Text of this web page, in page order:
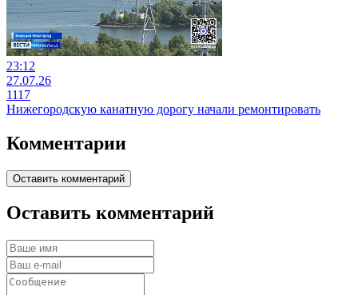
23:12
27.07.26
1117
Нижегородскую канатную дорогу начали ремонтировать
Комментарии
Оставить комментарий
Оставить комментарий